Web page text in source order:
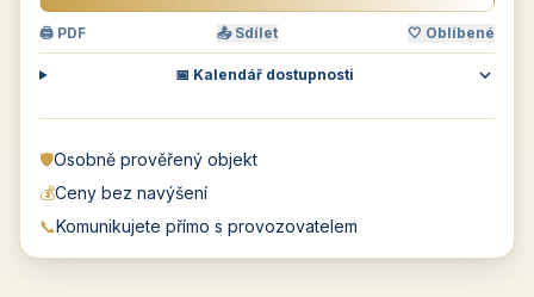
🖨 PDF 📤 Sdílet 🤍 Oblíbené
📅 Kalendář dostupnosti
🛡️Osobně prověřený objekt
💰Ceny bez navýšení
📞Komunikujete přímo s provozovatelem